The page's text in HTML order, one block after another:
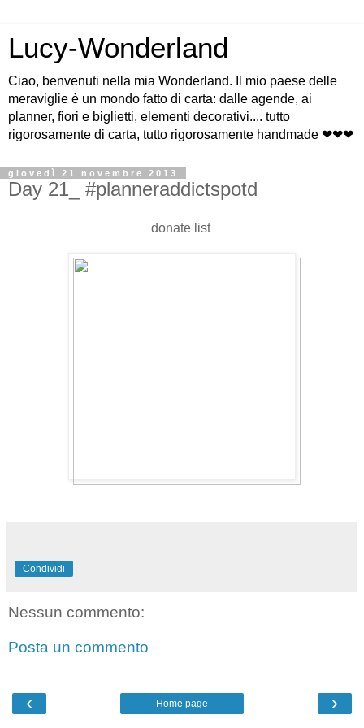
Lucy-Wonderland
Ciao, benvenuti nella mia Wonderland. Il mio paese delle
meraviglie è un mondo fatto di carta: dalle agende, ai
planner, fiori e biglietti, elementi decorativi.... tutto
rigorosamente di carta, tutto rigorosamente handmade ❤❤❤
giovedì 21 novembre 2013
Day 21_ #planneraddictspotd
donate list
Condividi
Nessun commento:
Posta un commento
‹ ›
Home page